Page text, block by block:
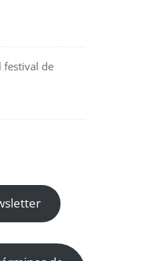
festival de